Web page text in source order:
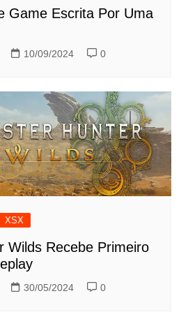
Game Escrita Por Uma
10/09/2024 0
XSX
Wilds Recebe Primeiro
30/05/2024 0